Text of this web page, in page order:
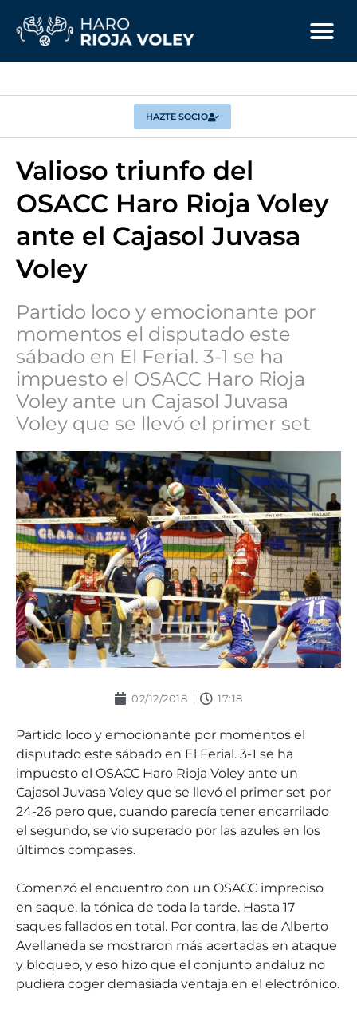
HAZTE SOCIO
Valioso triunfo del
OSACC Haro Rioja Voley
ante el Cajasol Juvasa
Voley
Partido loco y emocionante por
momentos el disputado este
sábado en El Ferial. 3-1 se ha
impuesto el OSACC Haro Rioja
Voley ante un Cajasol Juvasa
Voley que se llevó el primer set
02/12/2018 17:18
Partido loco y emocionante por momentos el
disputado este sábado en El Ferial. 3-1 se ha
impuesto el OSACC Haro Rioja Voley ante un
Cajasol Juvasa Voley que se llevó el primer set por
24-26 pero que, cuando parecía tener encarrilado
el segundo, se vio superado por las azules en los
últimos compases.
Comenzó el encuentro con un OSACC impreciso
en saque, la tónica de toda la tarde. Hasta 17
saques fallados en total. Por contra, las de Alberto
Avellaneda se mostraron más acertadas en ataque
y bloqueo, y eso hizo que el conjunto andaluz no
pudiera coger demasiada ventaja en el electrónico.